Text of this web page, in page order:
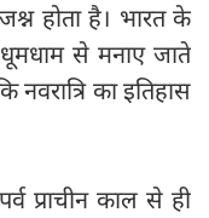
होता है। भारत के
धूमधाम से मनाए जाते
का इतिहास
प्राचीन काल से ही